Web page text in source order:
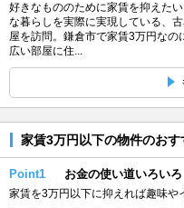
好きなもののために家賃を抑えた
な暮らしを実際に実現している、
屋を訪問。鎌倉市で家賃3万円な
広い部屋に住...
家賃3万円以下の物件のおす
Point1 お金の使い道いろいろ
家賃を3万円以下に抑えれば趣味や